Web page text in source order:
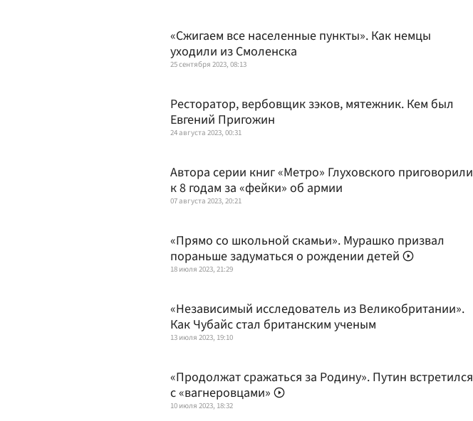
«Сжигаем все населенные пункты». Как немцы
уходили из Смоленска
25 сентября 2023, 08:13
Ресторатор, вербовщик зэков, мятежник. Кем был
Евгений Пригожин
24 августа 2023, 00:31
Автора серии книг «Метро» Глуховского приговорили
к 8 годам за «фейки» об армии
07 августа 2023, 20:21
«Прямо со школьной скамьи». Мурашко призвал
пораньше задуматься о рождении детей
18 июля 2023, 21:29
«Независимый исследователь из Великобритании».
Как Чубайс стал британским ученым
13 июля 2023, 19:10
«Продолжат сражаться за Родину». Путин встретился
с «вагнеровцами»
10 июля 2023, 18:32